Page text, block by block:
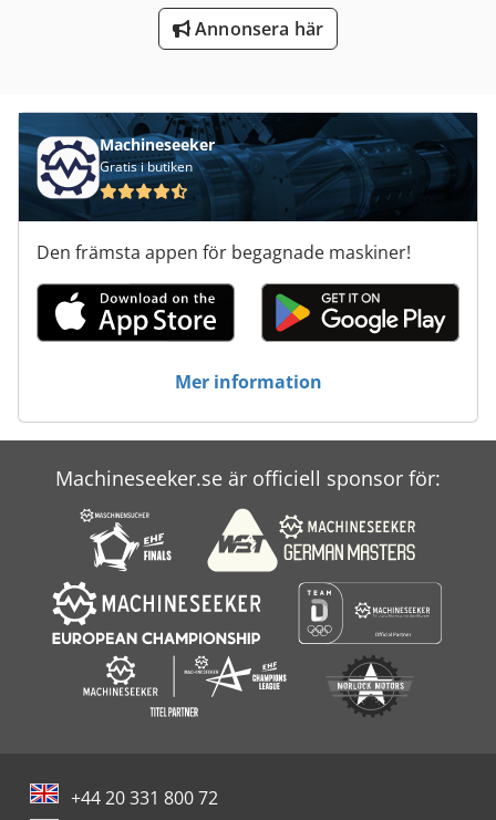
Verktyg För MätningAnnonsera här
Machineseeker
Gratis i butiken
Den främsta appen för begagnade maskiner!
Mer information
Machineseeker.se är officiell sponsor för:
+44 20 331 800 72